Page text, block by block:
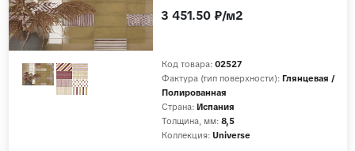
Код товара: 02527
Фактура (тип поверхности): Глянцевая /
Полированная
Страна: Испания
Толщина, мм: 8,5
Коллекция: Universe
3 451.50 ₽/м2